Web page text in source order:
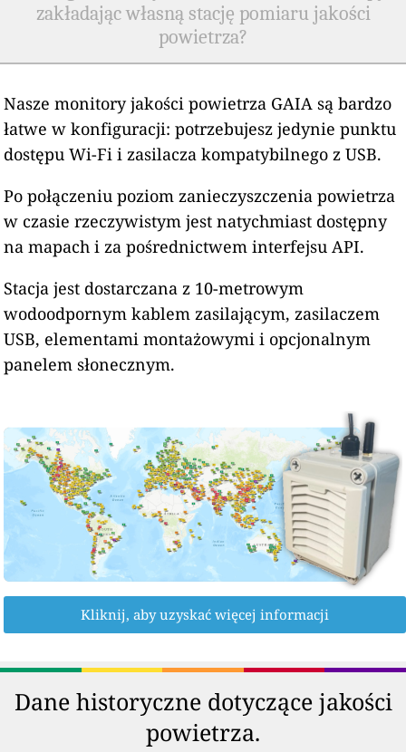
zakładając własną stację pomiaru jakości
powietrza?
Nasze monitory jakości powietrza GAIA są bardzo
łatwe w konfiguracji: potrzebujesz jedynie punktu
dostępu Wi-Fi i zasilacza kompatybilnego z USB.
Po połączeniu poziom zanieczyszczenia powietrza
w czasie rzeczywistym jest natychmiast dostępny
na mapach i za pośrednictwem interfejsu API.
Stacja jest dostarczana z 10-metrowym
wodoodpornym kablem zasilającym, zasilaczem
USB, elementami montażowymi i opcjonalnym
panelem słonecznym.
Kliknij, aby uzyskać więcej informacji
Dane historyczne dotyczące jakości
powietrza.